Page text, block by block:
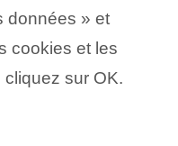
données » et
cookies et les
sur OK.